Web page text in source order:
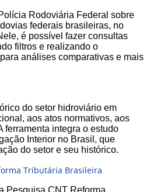
Rodoviária Federal sobre
federais brasileiras, no
é possível fazer consultas
filtros e realizando o
análises comparativas e mais
do setor hidroviário em
aos atos normativos, aos
ferramenta integra o estudo
Interior no Brasil, que
do setor e seu histórico.
Tributária Brasileira
Pesquisa CNT Reforma